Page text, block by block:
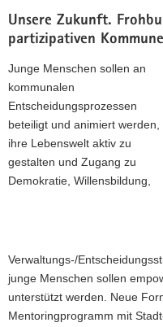
r
g
e
i
f
e
n
d
e
i
g
a
t
g
t
i
o
n
t
r
e
c
h
Unsere Zukunft.
partizipativen
Junge Menschen sollen an
kommunalen
Entscheidungsprozessen
beteiligt und animiert werden,
ihre Lebenswelt aktiv zu
gestalten und Zugang zu
Demokratie, Willensbildung,
Verwaltungs-/
junge Menschen sollen
unterstützt werden. Neue
Mentoringprogramm mit